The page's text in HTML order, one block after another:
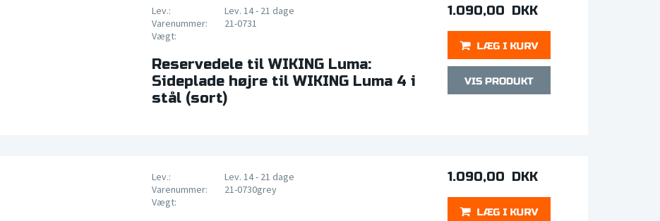
Lev.:
Lev. 14 - 21 dage
Varenummer:
21-0731
Vægt:
Reservedele til WIKING Luma:
Sideplade højre til WIKING Luma 4 i
stål (sort)
1.090,00 DKK
Lev.:
Lev. 14 - 21 dage
Varenummer:
21-0730grey
Vægt:
1.090,00 DKK